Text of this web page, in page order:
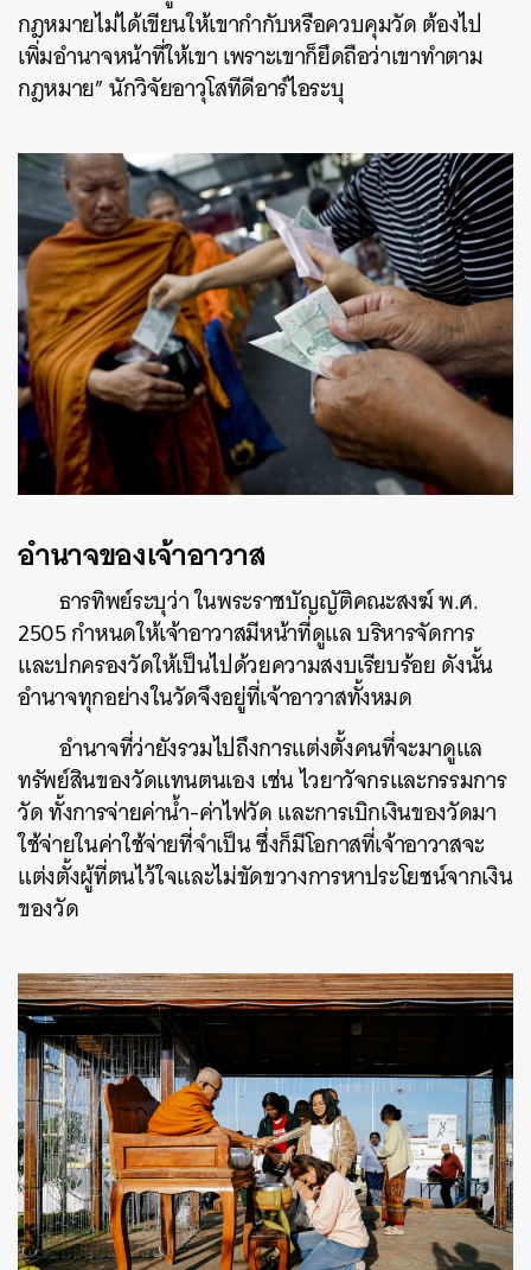
กฎหมายไม่ได้เขียนให้เขากำกับหรือควบคุมวัด ต้องไป
เพิ่มอำนาจหน้าที่ให้เขา เพราะเขาก็ยึดถือว่าเขาทำตาม
กฎหมาย” นักวิจัยอาวุโสทีดีอาร์ไอระบุ
อำนาจของเจ้าอาวาส
ธารทิพย์ระบุว่า ในพระราชบัญญัติคณะสงฆ์ พ.ศ.
2505 กำหนดให้เจ้าอาวาสมีหน้าที่ดูแล บริหารจัดการ
และปกครองวัดให้เป็นไปด้วยความสงบเรียบร้อย ดังนั้น
อำนาจทุกอย่างในวัดจึงอยู่ที่เจ้าอาวาสทั้งหมด
อำนาจที่ว่ายังรวมไปถึงการแต่งตั้งคนที่จะมาดูแล
ทรัพย์สินของวัดแทนตนเอง เช่น ไวยาวัจกรและกรรมการ
วัด ทั้งการจ่ายค่าน้ำ-ค่าไฟวัด และการเบิกเงินของวัดมา
ใช้จ่ายในค่าใช้จ่ายที่จำเป็น ซึ่งก็มีโอกาสที่เจ้าอาวาสจะ
แต่งตั้งผู้ที่ตนไว้ใจและไม่ขัดขวางการหาประโยชน์จากเงิน
ของวัด
ค้นหา
SHARE TWEET LINE EMAIL